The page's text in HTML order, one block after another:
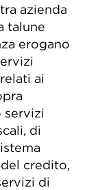
azienda
talune
erogano
ai
servizi
di
credito,
di